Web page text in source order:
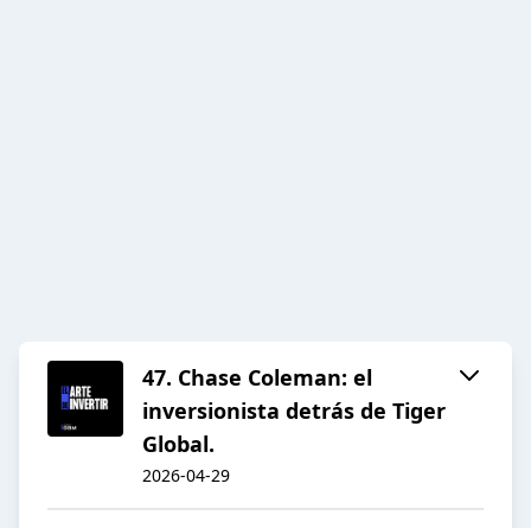
47. Chase Coleman: el
inversionista detrás de Tiger
Global.
2026-04-29